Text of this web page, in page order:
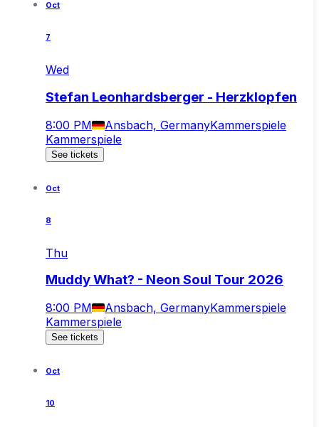
Oct
7
Wed
Stefan Leonhardsberger - Herzklopfen
8:00 PM Ansbach, GermanyKammerspiele
Kammerspiele
See tickets
Oct
8
Thu
Muddy What? - Neon Soul Tour 2026
8:00 PM Ansbach, GermanyKammerspiele
Kammerspiele
See tickets
Oct
10